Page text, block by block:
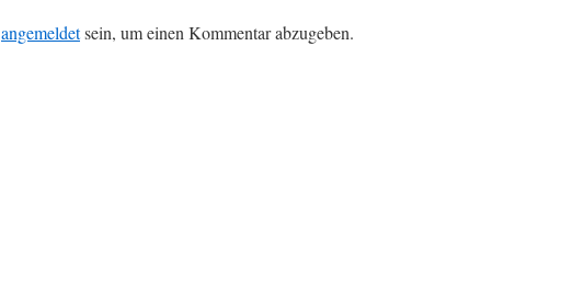
angemeldetsein, um einen Kommentar abzugeben.